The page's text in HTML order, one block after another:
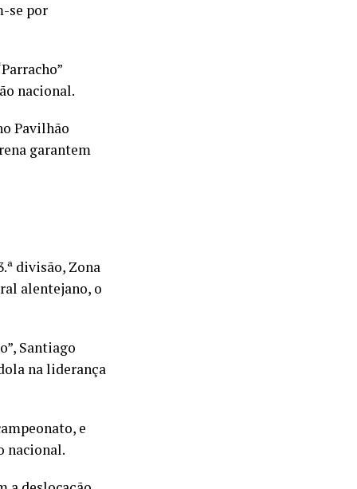
se por
nacional.
Pavilhão
garantem
divisão, Zona
alentejano, o
Santiago
na liderança
e
nacional.